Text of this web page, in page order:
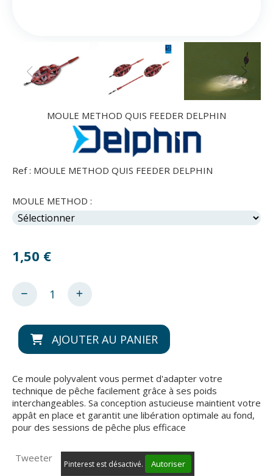
MOULE METHOD QUIS FEEDER DELPHIN
Ref : MOULE METHOD QUIS FEEDER DELPHIN
MOULE METHOD :
1,50 €
AJOUTER AU PANIER
Ce moule polyvalent vous permet d'adapter votre
technique de pêche facilement grâce à ses poids
interchangeables. Sa conception astucieuse maintient votre
appât en place et garantit une libération optimale au fond,
pour des sessions de pêche plus efficace
Tweeter
Pinterest est désactivé. Autoriser